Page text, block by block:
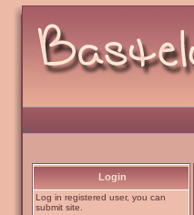
Login
Log in registered user, you can
submit site.